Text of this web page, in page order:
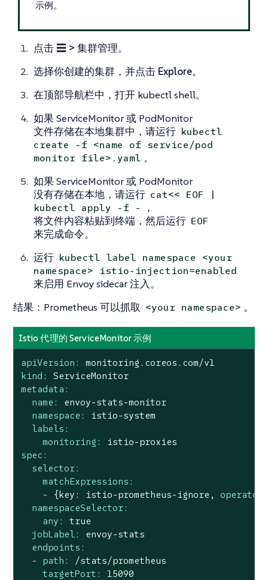
示例。
点击 ☰ > 集群管理。
选择你创建的集群，并点击 Explore。
在顶部导航栏中，打开 kubectl shell。
如果 ServiceMonitor 或 PodMonitor
文件存储在本地集群中，请运行 kubectl
create -f <name of service/pod
monitor file>.yaml 。
如果 ServiceMonitor 或 PodMonitor
没有存储在本地，请运行 cat<< EOF |
kubectl apply -f -
，
将文件内容粘贴到终端，然后运行 ​​ EOF
来完成命令。
运行 kubectl label namespace <your
namespace> istio-injection=enabled
来启用 Envoy sidecar 注入。
结果 ：Prometheus 可以抓取 <your namespace> 。
Istio 代理的 ServiceMonitor 示例
apiVersion:
monitoring.coreos.com/v1
kind:
ServiceMonitor
metadata:
name:
envoy-stats-monitor
namespace:
istio-system
labels:
monitoring:
istio-proxies
spec:
selector:
matchExpressions:
-
{key: istio-prometheus-ignore,
operator:
namespaceSelector:
any:
true
jobLabel:
envoy-stats
endpoints:
-
path:
/stats/prometheus
targetPort:
15090